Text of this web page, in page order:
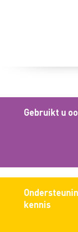
Gebruikt u
kennis